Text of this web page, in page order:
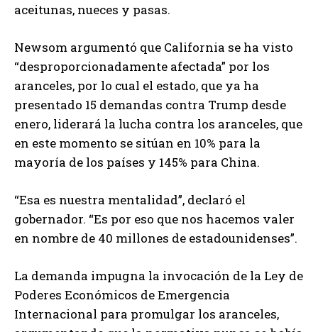
aceitunas, nueces y pasas.
Newsom argumentó que California se ha visto
“desproporcionadamente afectada” por los
aranceles, por lo cual el estado, que ya ha
presentado 15 demandas contra Trump desde
enero, liderará la lucha contra los aranceles, que
en este momento se sitúan en 10% para la
mayoría de los países y 145% para China.
“Esa es nuestra mentalidad”, declaró el
gobernador. “Es por eso que nos hacemos valer
en nombre de 40 millones de estadounidenses”.
La demanda impugna la invocación de la Ley de
Poderes Económicos de Emergencia
Internacional para promulgar los aranceles,